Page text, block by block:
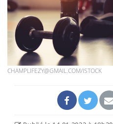
CHAMPLIFEZY@GMAIL.COM/ISTOCK